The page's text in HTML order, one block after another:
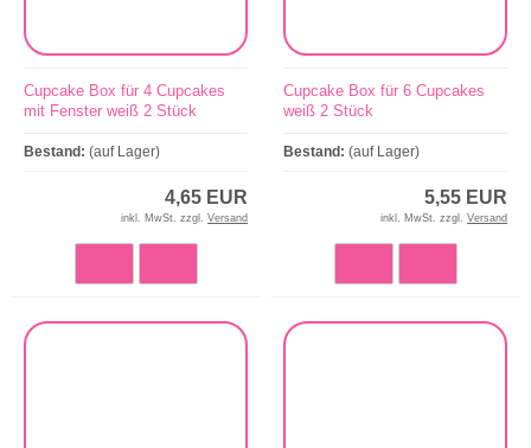
Cupcake Box für 4 Cupcakes
mit Fenster weiß 2 Stück
Bestand: (auf Lager)
4,65 EUR
inkl. MwSt. zzgl. Versand
Cupcake Box für 6 Cupcakes
weiß 2 Stück
Bestand: (auf Lager)
5,55 EUR
inkl. MwSt. zzgl. Versand